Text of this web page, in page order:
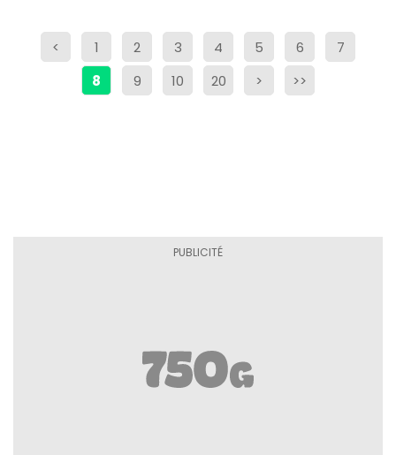
maison, vous les aimerez
< 1 2 3 4 5 6
7
8
9 10 20 > >>